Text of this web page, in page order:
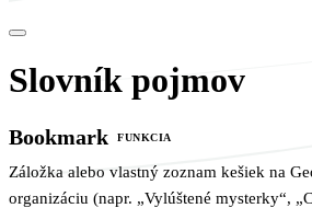
Slovník pojmov
Bookmark FUNKCIA
Záložka alebo vlastný zoznam kešiek na
organizáciu (napr. „Vylúštené mysterky“,